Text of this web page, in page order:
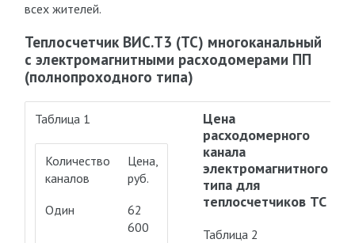
всех жителей.
Теплосчетчик ВИС.Т3 (ТС) многоканальный
с электромагнитными расходомерами ПП
(полнопроходного типа)
Таблица 1
Количество
каналов
Цена,
руб.
Один
62
600
Цена
расходомерного
канала
электромагнитного
типа для
теплосчетчиков ТС
Таблица 2